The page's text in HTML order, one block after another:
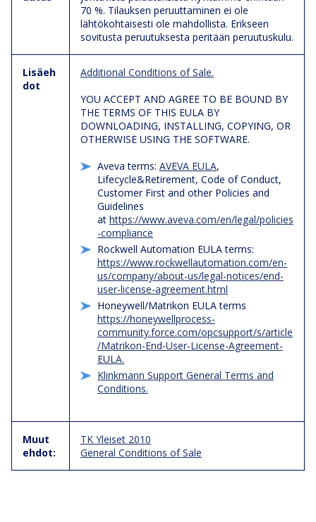
70 %. Tilauksen peruuttaminen ei ole
lähtökohtaisesti ole mahdollista. Erikseen
sovitusta peruutuksesta peritään peruutuskulu.
Lisäeh
dot
Additional Conditions of Sale.
YOU ACCEPT AND AGREE TO BE BOUND BY
THE TERMS OF THIS EULA BY
DOWNLOADING, INSTALLING, COPYING, OR
OTHERWISE USING THE SOFTWARE.
Aveva terms: AVEVA EULA,
Lifecycle&Retirement, Code of Conduct,
Customer First and other Policies and
Guidelines
at https://www.aveva.com/en/legal/policies
-compliance
Rockwell Automation EULA terms:
https://www.rockwellautomation.com/en-
us/company/about-us/legal-notices/end-
user-license-agreement.html
Honeywell/Matrikon EULA terms
https://honeywellprocess-
community.force.com/opcsupport/s/article
/Matrikon-End-User-License-Agreement-
EULA.
Klinkmann Support General Terms and
Conditions.
Muut
ehdot:
TK Yleiset 2010
General Conditions of Sale